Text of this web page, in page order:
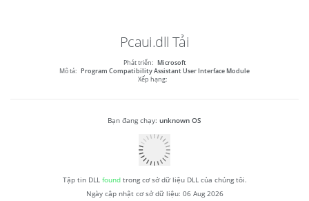
Pcaui.dll Tải
Phát triển: Microsoft
Mô tả: Program Compatibility Assistant User Interface Module
Xếp hạng:
Bạn đang chạy: unknown OS
Tập tin DLL foundtrong cơ sở dữ liệu DLL của chúng tôi.
Ngày cập nhật cơ sở dữ liệu: 06 Aug 2026